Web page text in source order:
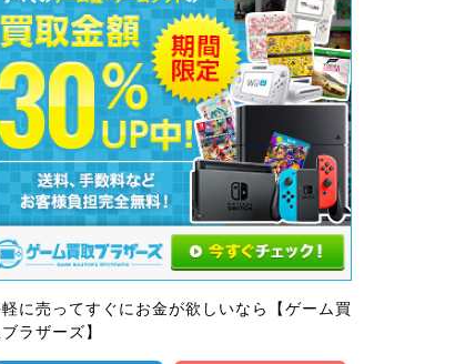
に売ってすぐにお金が欲しいなら【ゲーム買
ラザーズ】